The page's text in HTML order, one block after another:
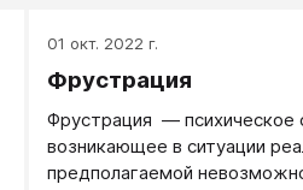
01 окт. 2022 г.
Фрустрация
Фрустрация — психическое
возникающее в ситуации
предполагаемой